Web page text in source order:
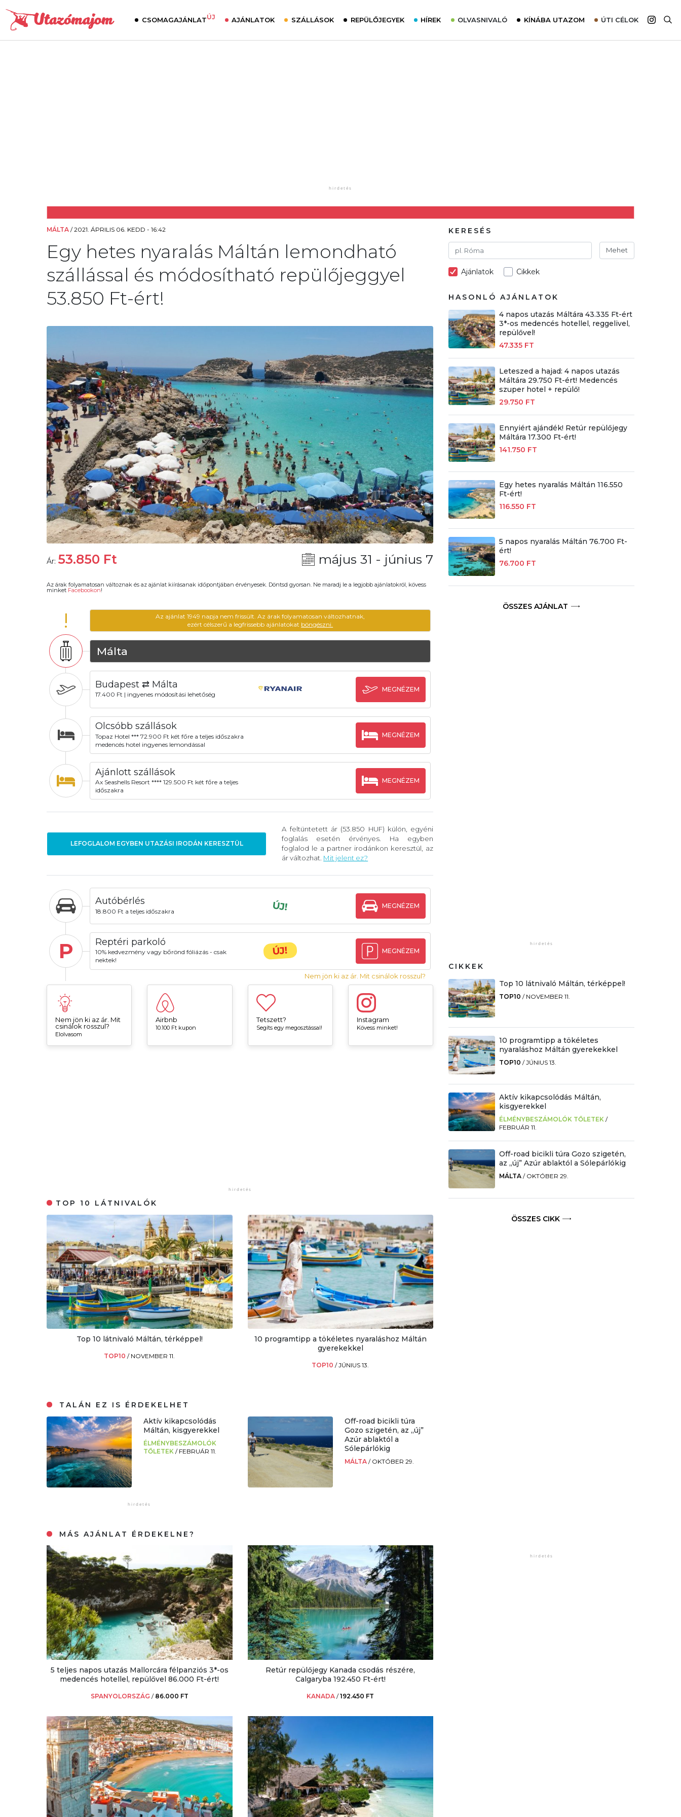
CSOMAGAJÁNLATÚJ AJÁNLATOK SZÁLLÁSOK REPÜLŐJEGYEK HÍREK OLVASNIVALÓ KÍNÁBA UTAZOM ÚTI CÉLOK
MÁLTA /2021. ÁPRILIS 06. KEDD - 16:42
Egy hetes nyaralás Máltán lemondható
szállással és módosítható repülőjeggyel
53.850 Ft-ért!
Ár: 53.850 Ft május 31 - június 7
Az árak folyamatosan változnak és az ajánlat kiírásanak időpontjában érvényesek. Döntsd gyorsan. Ne maradj le a legjobb ajánlatokról, kövess
minket Facebookon!
!
Az ajánlat 1949 napja nem frissült. Az árak folyamatosan változhatnak,
ezért célszerű a legfrissebb ajánlatokat böngészni.
Málta
Budapest ⇄ Málta
17.400 Ft | ingyenes módosítási lehetőség
MEGNÉZEM
Olcsóbb szállások
Topaz Hotel *** 72.900 Ft két főre a teljes időszakra
medencés hotel ingyenes lemondással
MEGNÉZEM
Ajánlott szállások
Ax Seashells Resort **** 129.500 Ft két főre a teljes
időszakra
MEGNÉZEM
LEFOGLALOM EGYBEN UTAZÁSI IRODÁN KERESZTÜL
A feltüntetett ár (53.850 HUF) külön, egyéni
foglalás esetén érvényes. Ha egyben
foglalod le a partner irodánkon keresztül, az
ár változhat. Mit jelent ez?
Autóbérlés
18.800 Ft a teljes időszakra ÚJ! MEGNÉZEM
P Reptéri parkoló
10% kedvezmény vagy bőrönd fóliázás - csak
nektek!
ÚJ! MEGNÉZEM
Nem jön ki az ár. Mit csinálok rosszul?
Nem jön ki az ár. Mit
csinálok rosszul?
Elolvasom
Airbnb
10.100 Ft kupon
Tetszett?
Segíts egy megosztással!
Instagram
Kövess minket!
TOP 10 LÁTNIVALÓK
Top 10 látnivaló Máltán, térképpel!
TOP10/ NOVEMBER 11.
10 programtipp a tökéletes nyaraláshoz Máltán
gyerekekkel
TOP10/JÚNIUS 13.
TALÁN EZ IS ÉRDEKELHET
Aktív kikapcsolódás
Máltán, kisgyerekkel
ÉLMÉNYBESZÁMOLÓK
TŐLETEK/ FEBRUÁR 11.
Off-road bicikli túra
Gozo szigetén, az „új”
Azúr ablaktól a
Sólepárlókig
MÁLTA / OKTÓBER 29.
MÁS AJÁNLAT ÉRDEKELNE?
5 teljes napos utazás Mallorcára félpanziós 3*-os
medencés hotellel, repülővel 86.000 Ft-ért!
SPANYOLORSZÁG / 86.000 FT
Retúr repülőjegy Kanada csodás részére,
Calgaryba 192.450 Ft-ért!
KANADA /192.450 FT
KERESÉS
Mehet
Ajánlatok Cikkek
HASONLÓ AJÁNLATOK
4 napos utazás Máltára 43.335 Ft-ért
3*-os medencés hotellel, reggelivel,
repülővel!
47.335 FT
Leteszed a hajad: 4 napos utazás
Máltára 29.750 Ft-ért! Medencés
szuper hotel + repülő!
29.750 FT
Ennyiért ajándék! Retúr repülőjegy
Máltára 17.300 Ft-ért!
141.750 FT
Egy hetes nyaralás Máltán 116.550
Ft-ért!
116.550 FT
5 napos nyaralás Máltán 76.700 Ft-
ért!
76.700 FT
ÖSSZES AJÁNLAT
CIKKEK
Top 10 látnivaló Máltán, térképpel!
TOP10 / NOVEMBER 11.
10 programtipp a tökéletes
nyaraláshoz Máltán gyerekekkel
TOP10 /JÚNIUS 13.
Aktív kikapcsolódás Máltán,
kisgyerekkel
ÉLMÉNYBESZÁMOLÓK TŐLETEK /
FEBRUÁR 11.
Off-road bicikli túra Gozo szigetén,
az „új” Azúr ablaktól a Sólepárlókig
MÁLTA / OKTÓBER 29.
ÖSSZES CIKK